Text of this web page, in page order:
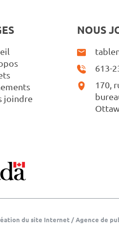
joindre
NOUS
613-
170,
du site Internet / Agence de